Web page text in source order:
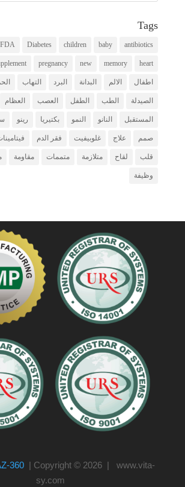
Tags
antibiotics
baby
children
Diabetes
FDA
heart
memory
new
pregnancy
اطفال الالم البدانة البرد التهاب
الصيدلة الطب الطفل العصب العظام
المستقبل النانو النمو بكتيريا رينو
صمم علاج غلوبيفيت فقر الدم
قلب لقاح متلازمة متممات مقاومة
وظيفة
360| Copyright © 2026 | www.vita-
sy.com